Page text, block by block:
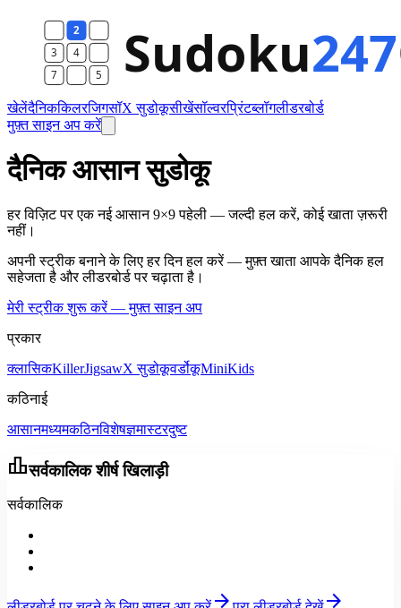
खेलेंदैनिककिलरजिगसॉX सुडोकूसीखेंसॉल्वरप्रिंटब्लॉगलीडरबोर्ड
मुफ़्त साइन अप करें
दैनिक आसान सुडोकू
हर विज़िट पर एक नई आसान 9×9 पहेली — जल्दी हल करें, कोई खाता ज़रूरी
नहीं।
अपनी स्ट्रीक बनाने के लिए हर दिन हल करें — मुफ़्त खाता आपके दैनिक हल
सहेजता है और लीडरबोर्ड पर चढ़ाता है।
मेरी स्ट्रीक शुरू करें — मुफ़्त साइन अप
प्रकार
क्लासिकKillerJigsawX सुडोकूवर्डोकूMiniKids
कठिनाई
आसानमध्यमकठिनविशेषज्ञमास्टरदुष्ट
leaderboardसर्वकालिक शीर्ष खिलाड़ी
सर्वकालिक
arrow_forward arrow_forward